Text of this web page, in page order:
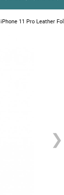
11 Pro Leather
❯